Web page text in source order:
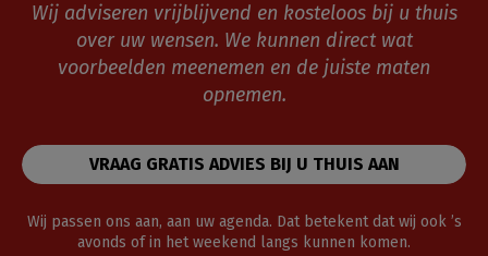
Wij adviseren vrijblijvend en kosteloos bij u thuis
over uw wensen. We kunnen direct wat
voorbeelden meenemen en de juiste maten
opnemen.
VRAAG GRATIS ADVIES BIJ U THUIS AAN
Wij passen ons aan, aan uw agenda. Dat betekent dat wij ook ’s
avonds of in het weekend langs kunnen komen.